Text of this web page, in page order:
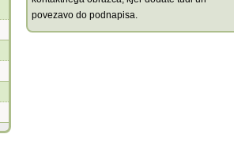
povezavo do podnapisa.